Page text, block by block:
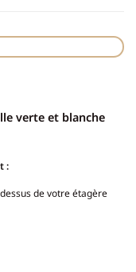
verte et blanche
:
de votre étagère